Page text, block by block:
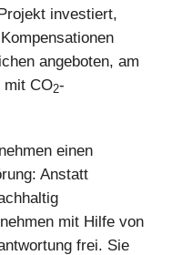
investiert,
angeboten, am
mit CO2-
einen
Anstatt
mit Hilfe von
frei. Sie